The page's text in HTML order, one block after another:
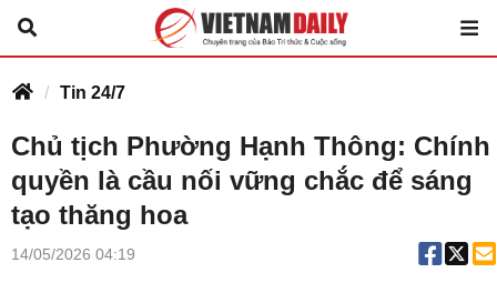
Tin 24/7
Chủ tịch Phường Hạnh Thông: Chính
quyền là cầu nối vững chắc để sáng
tạo thăng hoa
14/05/2026 04:19